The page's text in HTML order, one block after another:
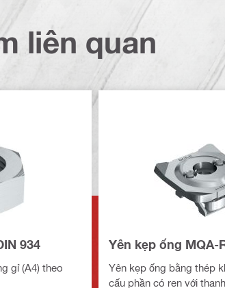
liên quan
934
gỉ (A4) theo
Yên kẹp ống MQA-
Yên kẹp ống bằng thép
cấu phần có ren với